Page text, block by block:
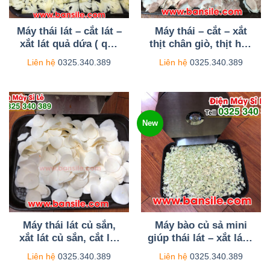
Máy thái lát – cắt lát –
xắt lát quả dứa ( quả
thơm, quả khóm),
điều chỉnh độ mỏng
Liên hệ 0325.340.389
Máy thái – cắt – xắt
thịt chân giò, thịt hun
khói, thịt nguội, thịt
bắp bò, thịt bắp giò
Liên hệ 0325.340.389
Máy thái lát củ sắn,
xắt lát củ sắn, cắt lát
củ sắn, bào mỏng củ
Liên hệ 0325.340.389
New
Máy bào củ sả mini
giúp thái lát – xắt lát –
cắt lát củ sả cực
Liên hệ 0325.340.389